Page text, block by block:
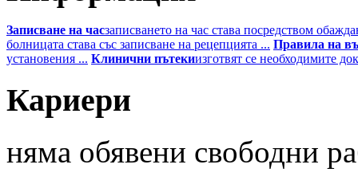
Записване на часзаписването на час става посредством
болницата става със записване на рецепцията ... Правила на
установения ... Клинични пътекиизготвят се необходимите
Кариери
няма обявени свободни